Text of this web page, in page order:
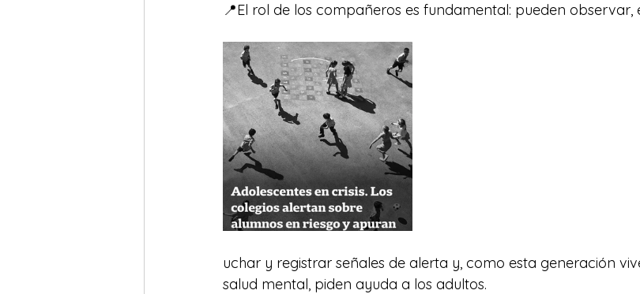
📍El rol de los compañeros es fundamental: pueden observar,
uchar y registrar señales de alerta y, como esta generación
salud mental, piden ayuda a los adultos.